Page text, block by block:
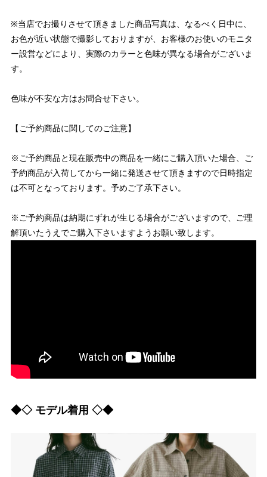
※当店でお撮りさせて頂きました商品写真は、なるべく日中に、
お色が近い状態で撮影しておりますが、お客様のお使いのモニタ
ー設営などにより、実際のカラーと色味が異なる場合がございま
す。
色味が不安な方はお問合せ下さい。
【ご予約商品に関してのご注意】
※ご予約商品と現在販売中の商品を一緒にご購入頂いた場合、ご
予約商品が入荷してから一緒に発送させて頂きますので日時指定
は不可となっております。予めご了承下さい。
※ご予約商品は納期にずれが生じる場合がございますので、ご理
解頂いたうえでご購入下さいますようお願い致します。
◆◇ モデル着用 ◇◆